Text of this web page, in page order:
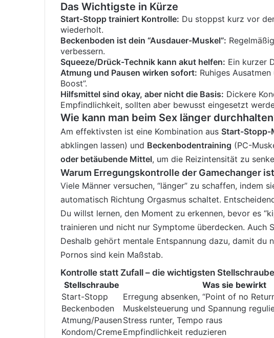
Das Wichtigste in Kürze
Start-Stopp trainiert Kontrolle: Du stoppst kurz vor
wiederholt.
Beckenboden ist dein “Ausdauer-Muskel”:
verbessern.
Squeeze/Drück-Technik kann akut helfen: Ein kurzer
Atmung und Pausen wirken sofort: Ruhiges
Boost”.
Hilfsmittel sind okay, aber nicht die Basis: Dickere
Empfindlichkeit, sollten aber bewusst eingesetzt
Wie kann man beim Sex länger
Am effektivsten ist eine Kombination aus Start-Stopp-
abklingen lassen) und Beckenbodentraining (PC-
oder betäubende Mittel, um die Reizintensität zu
Warum Erregungskontrolle der Gamechanger ist
Viele Männer versuchen, “länger” zu schaffen,
automatisch Richtung Orgasmus schaltet.
Du willst lernen, den Moment zu erkennen, bevor es
trainieren und nicht nur Symptome überdecken. Auch
Deshalb gehört mentale Entspannung dazu, damit du
Pornos sind kein Maßstab.
Kontrolle statt Zufall – die wichtigsten
Stellschraube
Was sie bewirkt
Start-Stopp
Erregung absenken, “Point of no
Beckenboden
Muskelsteuerung und Spannung
Atmung/PausenStress runter, Tempo raus
Kondom/CremeEmpfindlichkeit reduzieren